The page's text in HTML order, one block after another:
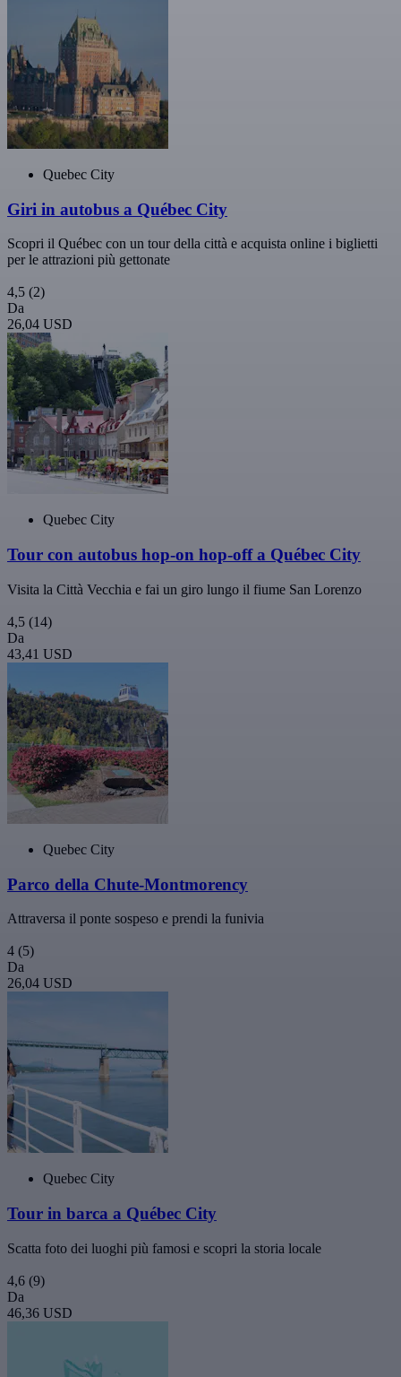
Quebec City
Giri in autobus a Québec City
Scopri il Québec con un tour della città e acquista online i biglietti
per le attrazioni più gettonate
4,5 (2)
Da
26,04 USD
Quebec City
Tour con autobus hop-on hop-off a Québec City
Visita la Città Vecchia e fai un giro lungo il fiume San Lorenzo
4,5 (14)
Da
43,41 USD
Quebec City
Parco della Chute-Montmorency
Attraversa il ponte sospeso e prendi la funivia
4 (5)
Da
26,04 USD
Quebec City
Tour in barca a Québec City
Scatta foto dei luoghi più famosi e scopri la storia locale
4,6 (9)
Da
46,36 USD